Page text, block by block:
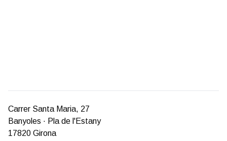
Carrer Santa Maria, 27
Banyoles · Pla de l'Estany
17820 Girona